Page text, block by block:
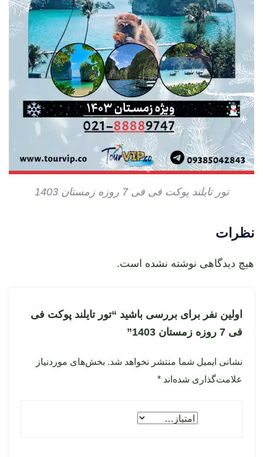
تور تایلند پوکت فی فی 7 روزه زمستان 1403
نظرات
هیچ دیدگاهی نوشته نشده است.
اولین نفر برای بررسی باشید “تور تایلند پوکت فی
فی 7 روزه زمستان 1403”
نشانی ایمیل شما منتشر نخواهد شد. بخش‌های موردنیاز
علامت‌گذاری شده‌اند *